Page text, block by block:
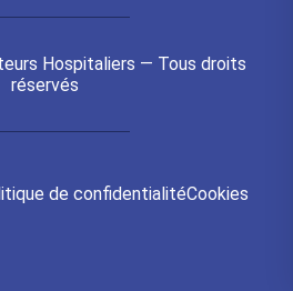
e
d
u
b
Hospitaliers — Tous droits
réservés
de confidentialitéCookies